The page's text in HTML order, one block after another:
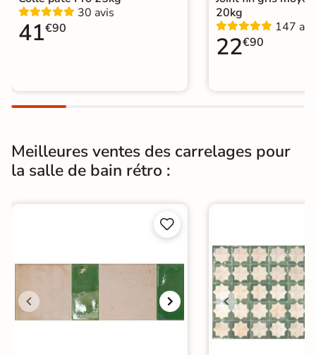
Carrelage salle de bain vintage
Carrelage et faïence métro|
Listels salle de bain|
30 avis
41€90
20kg
147
22€90
Meilleures ventes des carrelages pour
la salle de bain rétro :

